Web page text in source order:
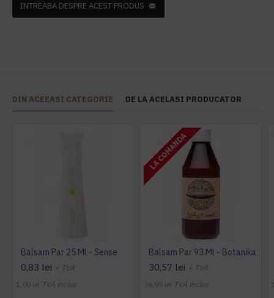
INTREABA DESPRE ACEST PRODUS
DIN ACEEASI CATEGORIE DE LA ACELASI PRODUCATOR
Balsam Par 25 Ml - Sense
0,83 lei + TVA
1,00 lei TVA inclus
LA COMANDA
Balsam Par 93 Ml - Botanika
30,57 lei + TVA
36,99 lei TVA inclus